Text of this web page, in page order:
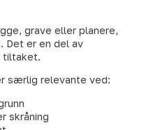
grave eller planere,
Det er en del av
tiltaket.
særlig relevante ved:
skråning